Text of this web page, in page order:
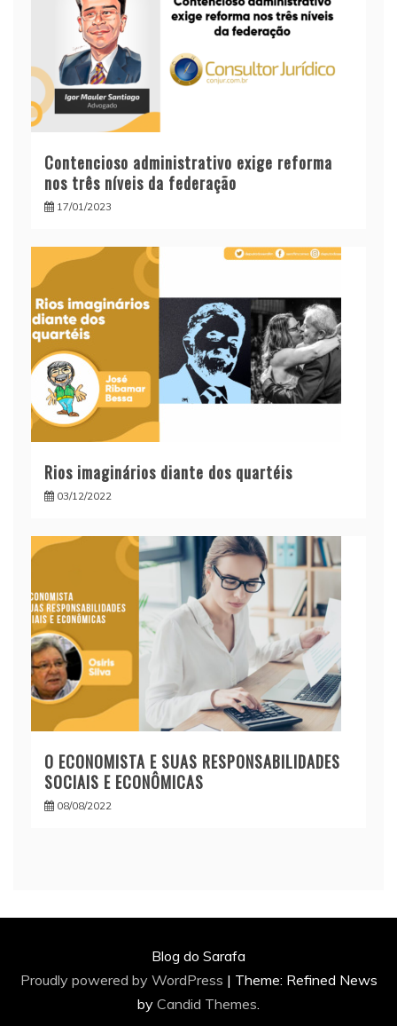
Contencioso administrativo exige reforma
nos três níveis da federação
17/01/2023
Rios imaginários diante dos quartéis
03/12/2022
O ECONOMISTA E SUAS RESPONSABILIDADES
SOCIAIS E ECONÔMICAS
08/08/2022
Blog do Sarafa
Proudly powered by WordPress | Theme: Refined News
by Candid Themes.